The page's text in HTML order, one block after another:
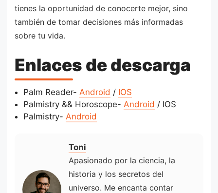
tienes la oportunidad de conocerte mejor, sino
también de tomar decisiones más informadas
sobre tu vida.
Enlaces de descarga
Palm Reader- Android / IOS
Palmistry && Horoscope- Android / IOS
Palmistry- Android
Toni
Apasionado por la ciencia, la
historia y los secretos del
universo. Me encanta contar